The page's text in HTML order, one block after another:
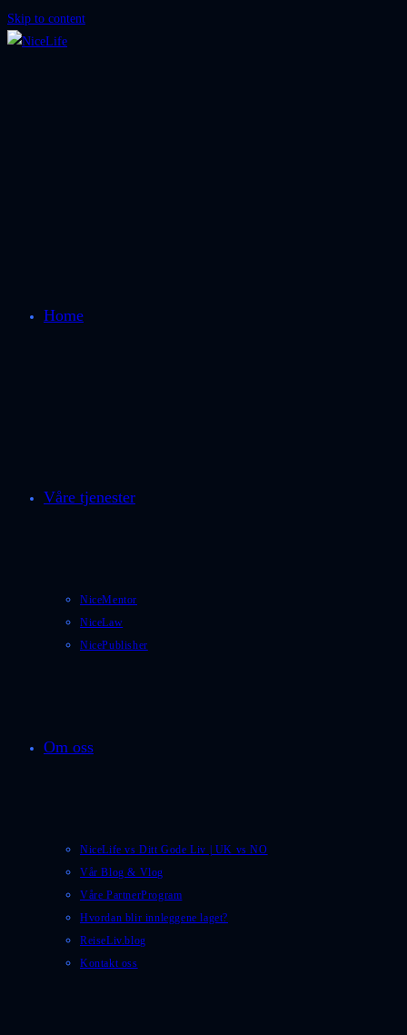
Skip to content
Home
Våre tjenester
NiceMentor
NiceLaw
NicePublisher
Om oss
NiceLife vs Ditt Gode Liv | UK vs NO
Vår Blog & Vlog
Våre PartnerProgram
Hvordan blir innleggene laget?
ReiseLiv.blog
Kontakt oss